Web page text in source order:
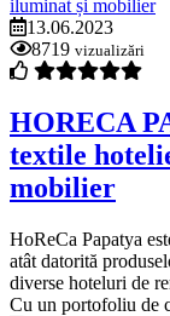
13.06.2023
8719 vizualizări
HORECA
textile
mobilier
HoReCa Papatya
atât datorită
diverse hoteluri de
Cu un portofoliu de